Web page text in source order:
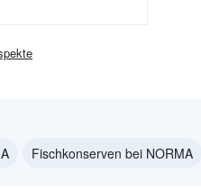
Fischkonserven bei NORMA